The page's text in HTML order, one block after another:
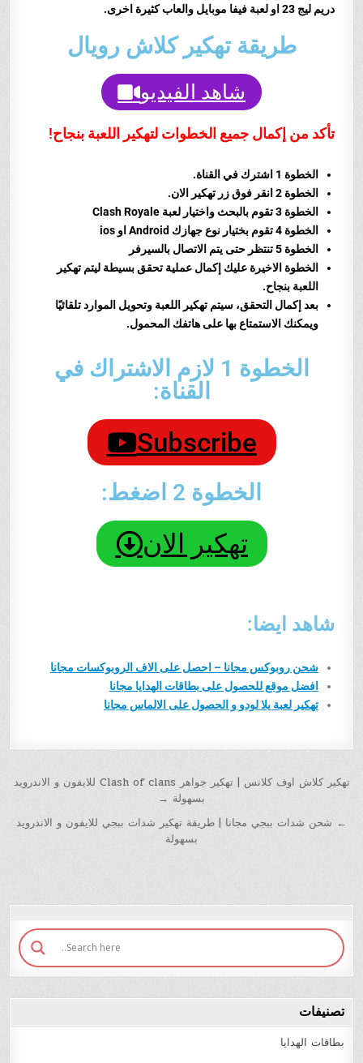
دريم ليج 23 او لعبة فيفا موبايل والعاب كثيرة اخرى.
طريقة تهكير كلاش رويال
شاهد الفيديو
تأكد من إكمال جميع الخطوات لتهكير اللعبة بنجاح!
الخطوة 1 اشترك في القناة.
الخطوة 2 انقر فوق زر تهكير الان.
الخطوة 3 تقوم بالبحث واختيار لعبة
Clash Royale
الخطوة 4 تقوم بختيار نوع جهازك Android او ios
الخطوة 5 تنتظر حتى يتم الاتصال بالسيرفر
الخطوة الاخيرة عليك إكمال عملية تحقق بسيطة ليتم تهكير
اللعبة بنجاح.
بعد إكمال التحقق، سيتم تهكير اللعبة وتحويل الموارد تلقائيًا
ويمكنك الاستمتاع بها على هاتفك المحمول.
الخطوة 1 لازم الاشتراك في
القناة:
Subscribe
الخطوة 2 اضغط:
تهكير الان
شاهد ايضا:
شحن روبوكس مجانا – احصل على الاف الروبوكسات مجانا
افضل موقع للحصول على بطاقات الهدايا مجانا
تهكير لعبة يلا لودو و الحصول على الالماس مجانا
تهكير كلاش اوف كلانس | تهكير جواهر Clash of clans للايفون و الاندرويد
بسهولة →
← شحن شدات ببجي مجانا | طريقة تهكير شدات ببجي للايفون و الاندرويد
بسهولة
تصنيفات
بطاقات الهدايا